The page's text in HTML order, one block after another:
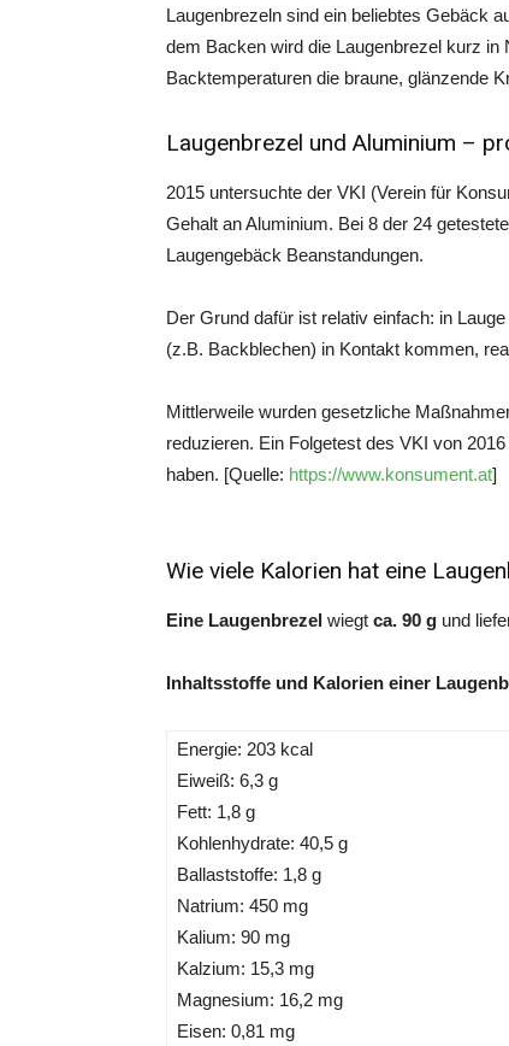
Laugenbrezeln sind ein beliebtes Gebäck
dem Backen wird die Laugenbrezel kurz in
Backtemperaturen die braune, glänzende
Laugenbrezel und Aluminium –
2015 untersuchte der VKI (Verein für
Gehalt an Aluminium. Bei 8 der 24
Laugengebäck Beanstandungen.
Der Grund dafür ist relativ einfach: in
(z.B. Backblechen) in Kontakt kommen,
Mittlerweile wurden gesetzliche
reduzieren. Ein Folgetest des VKI von
haben. [Quelle: https://www.konsument.at]
Wie viele Kalorien hat eine
Eine Laugenbrezel wiegt ca. 90 g und
Inhaltsstoffe und Kalorien einer
Energie: 203 kcal
Eiweiß: 6,3 g
Fett: 1,8 g
Kohlenhydrate: 40,5 g
Ballaststoffe: 1,8 g
Natrium: 450 mg
Kalium: 90 mg
Kalzium: 15,3 mg
Magnesium: 16,2 mg
Eisen: 0,81 mg